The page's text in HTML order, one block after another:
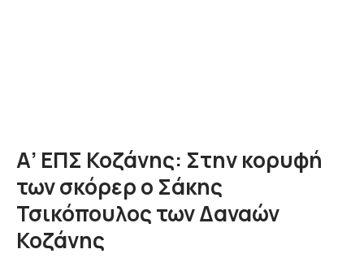
Α’ ΕΠΣ Κοζάνης: Στην κορυφή
των σκόρερ ο Σάκης
Τσικόπουλος των Δαναών
Κοζάνης